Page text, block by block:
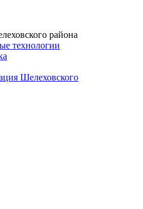
района
технологии
Шелеховского